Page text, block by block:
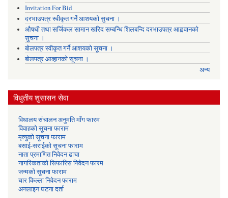
Invitation For Bid
दरभाउपत्र स्वीकृत गर्ने आशयको सुचना ।
औषधी तथा सर्जिकल सामान खरिद सम्बन्धि शिलबन्दि दरभाउपत्र आह्ववानको
सुचना ।
बोलपत्र स्वीकृत गर्ने आशयको सूचना ।
बोलपत्र आव्हानको सूचना ।
अन्य
विधुतीय शुसासन सेवा
विधालय संचालन अनुमति माँग फारम
विवाहको सूचना फाराम
मृत्युको सूचना फाराम
बसाई-सराईको सूचना फाराम
नाता प्रमाणित निवेदन ढाचा
नागरिकताको सिफारिस निवेदन फारम
जन्मको सूचना फाराम
चार किल्ला निवेदन फाराम
अनलाइन घटना दर्ता